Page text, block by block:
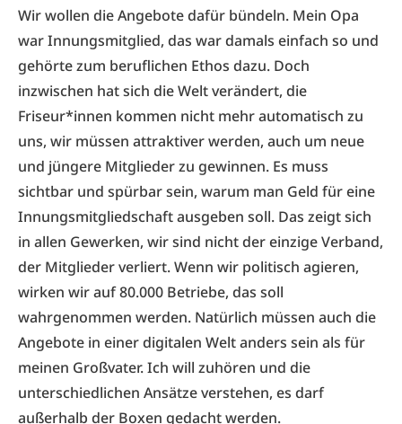
Wir wollen die Angebote dafür bündeln. Mein Opa
war Innungsmitglied, das war damals einfach so und
gehörte zum beruflichen Ethos dazu. Doch
inzwischen hat sich die Welt verändert, die
Friseur*innen kommen nicht mehr automatisch zu
uns, wir müssen attraktiver werden, auch um neue
und jüngere Mitglieder zu gewinnen. Es muss
sichtbar und spürbar sein, warum man Geld für eine
Innungsmitgliedschaft ausgeben soll. Das zeigt sich
in allen Gewerken, wir sind nicht der einzige Verband,
der Mitglieder verliert. Wenn wir politisch agieren,
wirken wir auf 80.000 Betriebe, das soll
wahrgenommen werden. Natürlich müssen auch die
Angebote in einer digitalen Welt anders sein als für
meinen Großvater. Ich will zuhören und die
unterschiedlichen Ansätze verstehen, es darf
außerhalb der Boxen gedacht werden.